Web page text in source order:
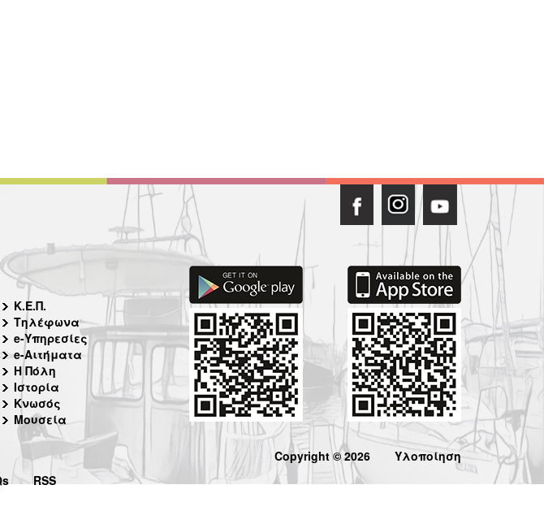
Κ.Ε.Π.
Τηλέφωνα
e-Υπηρεσίες
e-Αιτήματα
Η Πόλη
Ιστορία
Κνωσός
Μουσεία
RSS
Copyright © 2026 Υλοποίηση